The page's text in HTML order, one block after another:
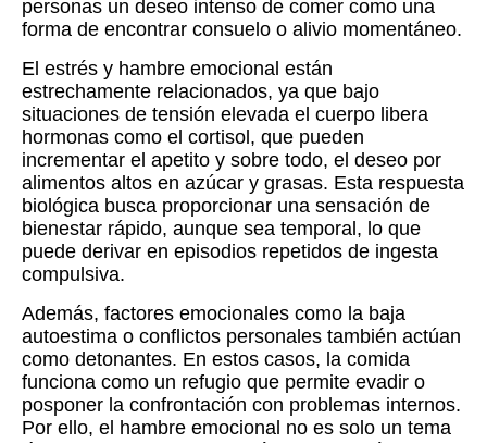
personas un deseo intenso de comer como una
forma de encontrar consuelo o alivio momentáneo.
El estrés y hambre emocional están
estrechamente relacionados, ya que bajo
situaciones de tensión elevada el cuerpo libera
hormonas como el cortisol, que pueden
incrementar el apetito y sobre todo, el deseo por
alimentos altos en azúcar y grasas. Esta respuesta
biológica busca proporcionar una sensación de
bienestar rápido, aunque sea temporal, lo que
puede derivar en episodios repetidos de ingesta
compulsiva.
Además, factores emocionales como la baja
autoestima o conflictos personales también actúan
como detonantes. En estos casos, la comida
funciona como un refugio que permite evadir o
posponer la confrontación con problemas internos.
Por ello, el hambre emocional no es solo un tema